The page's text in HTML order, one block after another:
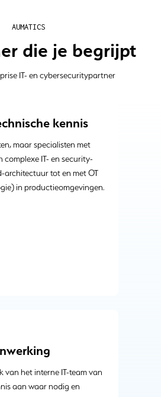
AUMATICS
die je begrijpt
IT- en cybersecuritypartner
kennis
maar specialisten met
IT- en security-
architectuur tot en met OT
in productieomgevingen.
van het interne IT-team van
aan waar nodig en